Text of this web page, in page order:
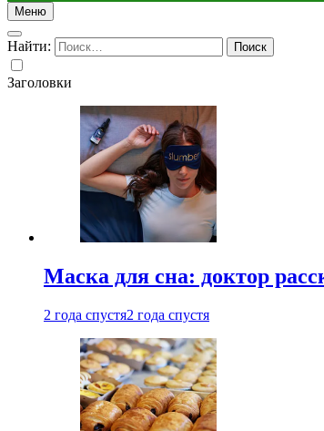
Меню
Найти:
Заголовки
Маска для сна: доктор
2 года спустя2 года спустя